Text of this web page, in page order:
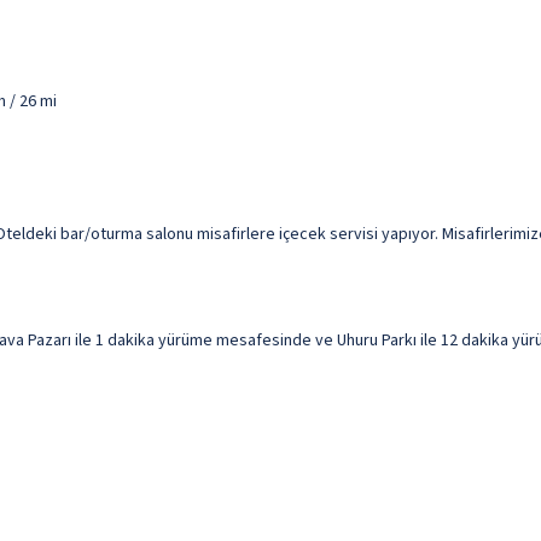
/ 26 mi
bar/oturma salonu misafirlere içecek servisi yapıyor.
Pazarı ile 1 dakika yürüme mesafesinde ve Uhuru Parkı ile 12 dakika